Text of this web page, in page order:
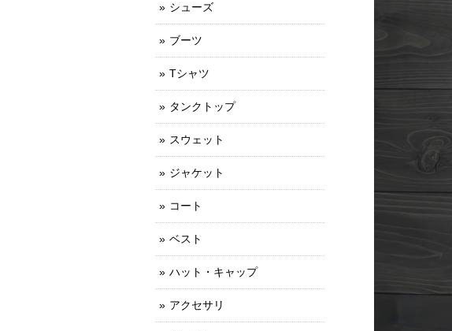
シューズ
ブーツ
Tシャツ
タンクトップ
スウェット
ジャケット
コート
ベスト
ハット・キャップ
アクセサリ